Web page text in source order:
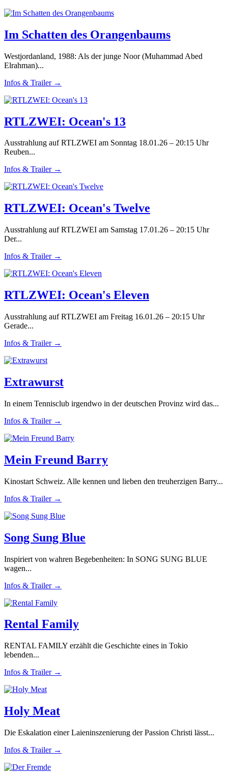
Im Schatten des Orangenbaums
Westjordanland, 1988: Als der junge Noor (Muhammad Abed
Elrahman)...
Infos & Trailer →
RTLZWEI: Ocean's 13
Ausstrahlung auf RTLZWEI am Sonntag 18.01.26 – 20:15 Uhr
Reuben...
Infos & Trailer →
RTLZWEI: Ocean's Twelve
Ausstrahlung auf RTLZWEI am Samstag 17.01.26 – 20:15 Uhr
Der...
Infos & Trailer →
RTLZWEI: Ocean's Eleven
Ausstrahlung auf RTLZWEI am Freitag 16.01.26 – 20:15 Uhr
Gerade...
Infos & Trailer →
Extrawurst
In einem Tennisclub irgendwo in der deutschen Provinz wird das...
Infos & Trailer →
Mein Freund Barry
Kinostart Schweiz. Alle kennen und lieben den treuherzigen Barry...
Infos & Trailer →
Song Sung Blue
Inspiriert von wahren Begebenheiten: In SONG SUNG BLUE
wagen...
Infos & Trailer →
Rental Family
RENTAL FAMILY erzählt die Geschichte eines in Tokio
lebenden...
Infos & Trailer →
Holy Meat
Die Eskalation einer Laieninszenierung der Passion Christi lässt...
Infos & Trailer →